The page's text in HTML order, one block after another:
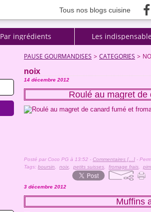
Tous nos blogs cuisine
Par ingrédients Les
PAUSE GOURMANDISES > CATEGORIES >
noix
14 décembre 2012
Roulé au magret
Posté par Coco PG à 13:52 - Commentaires [… ] -
Tags: boursin noix petits suisses fromage frais
3 décembre 2012
Muffins